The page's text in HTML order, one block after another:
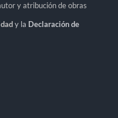
y atribución de obras
y la Declaración de